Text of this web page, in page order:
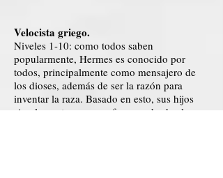
Velocista griego.
Niveles 1-10: como todos saben
popularmente, Hermes es conocido por
todos, principalmente como mensajero de
los dioses, además de ser la razón para
inventar la raza. Basado en esto, sus hijos
simplemente son muy fugaces desde el